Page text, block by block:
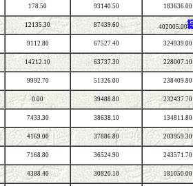
178.50 93140.50 183636.00
12135.30 87439.60 402005.00
9112.80 67527.40 324939.00
14212.10 63737.30 228007.10
9992.70 51326.00 238409.80
0.00 39488.80 232437.70
7433.30 38638.10 134811.80
4169.00 37886.80 203959.30
7168.80 36524.90 243571.70
4388.40 30820.10 181050.00